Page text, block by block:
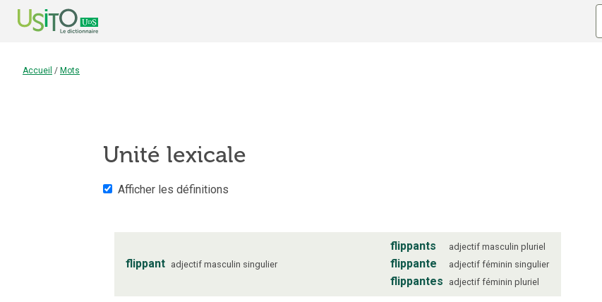
Accueil / Mots
Unité lexicale
Afficher les définitions
flippant adjectif masculin singulier
flippants adjectif masculin pluriel
flippante adjectif féminin singulier
flippantes adjectif féminin pluriel